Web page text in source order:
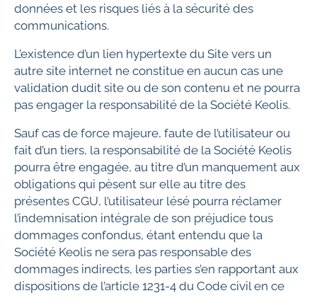
données et les risques liés à la sécurité des
communications.
L’existence d’un lien hypertexte du Site vers un
autre site internet ne constitue en aucun cas une
validation dudit site ou de son contenu et ne pourra
pas engager la responsabilité de la Société Keolis.
Sauf cas de force majeure, faute de l’utilisateur ou
fait d’un tiers, la responsabilité de la Société Keolis
pourra être engagée, au titre d’un manquement aux
obligations qui pèsent sur elle au titre des
présentes CGU, l’utilisateur lésé pourra réclamer
l’indemnisation intégrale de son préjudice tous
dommages confondus, étant entendu que la
Société Keolis ne sera pas responsable des
dommages indirects, les parties s’en rapportant aux
dispositions de l’article 1231-4 du Code civil en ce